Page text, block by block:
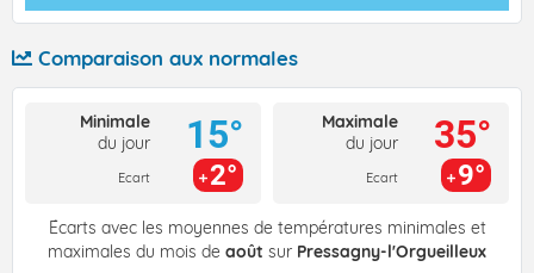
Comparaison aux normales
Minimale
du jour
Ecart
15°
2°
Maximale
du jour
Ecart
35°
9°
Écarts avec les moyennes de températures minimales et
maximales du mois de août sur Pressagny-l'Orgueilleux